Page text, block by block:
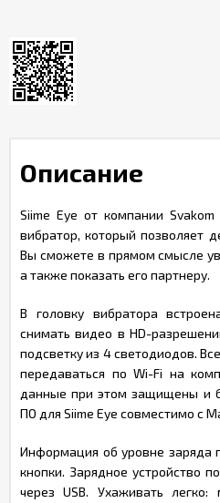
Описание
Siime Eye от компании
вибратор, который позволяет
Вы сможете в прямом смысле
а также показать его партнеру.
В головку вибратора
снимать видео в HD-
подсветку из 4 светодиодов.
передаваться по Wi-Fi на
данные при этом защищены и
ПО для Siime Eye совместимо с
Информация об уровне
кнопки. Зарядное устройство
через USB. Ухаживать